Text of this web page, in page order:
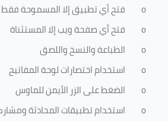
o
فتح أي تطبيق إلا المسموحة فقط
o
فتح أي صفحة ويب إلا المستثناة
o
الطباعة والنسخ واللصق
o
استخدام اختصارات لوحة المفاتيح
o
الضغط على الزر الأيمن للماوس
o
استخدام تطبيقات المحادثة